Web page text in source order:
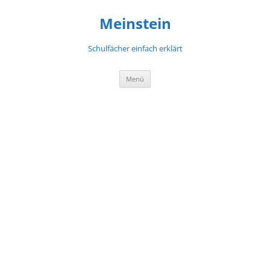
Meinstein
Schulfächer einfach erklärt
Menü